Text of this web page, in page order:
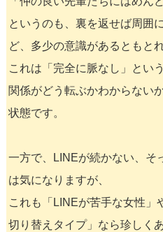
というのも、裏を返せば周囲
ど、多少の意識があるともとれ
これは「完全に脈なし」とい
関係がどう転ぶかわからない
状態です。
一方で、LINEが続かない、そ
は気になりますが、
これも「LINEが苦手な女性」
切り替えタイプ」なら珍しく